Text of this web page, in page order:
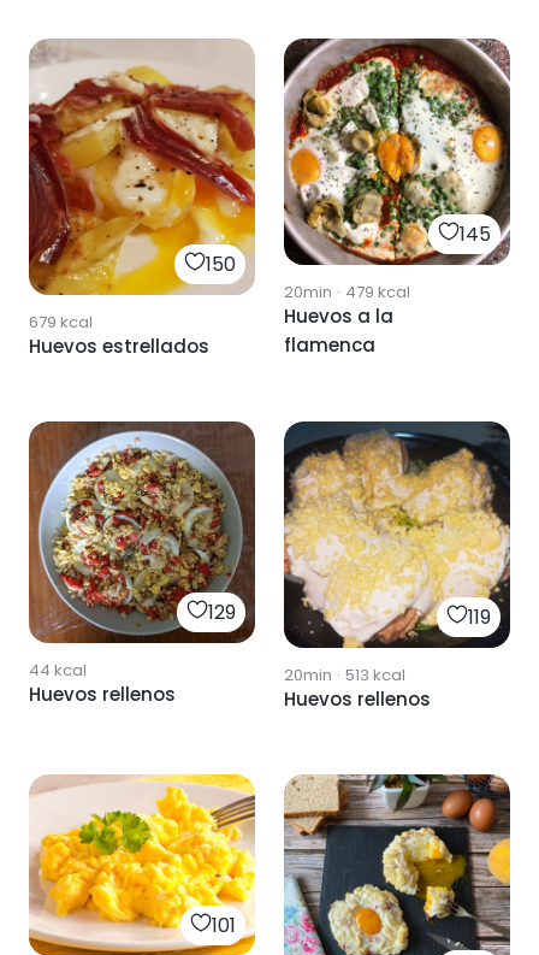
150
679 kcal
Huevos estrellados
145
20min · 479 kcal
Huevos a la
flamenca
129
44 kcal
Huevos rellenos
119
20min · 513 kcal
Huevos rellenos
101